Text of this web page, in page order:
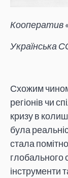
Кооператив
Українська
Схожим
регіонів чи
кризу в
була
стала
глобального
інструменти